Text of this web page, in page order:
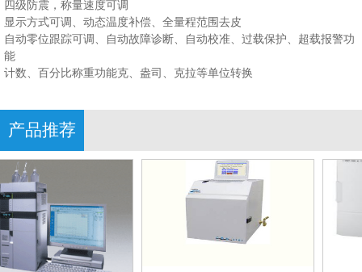
四级防震，称量速度可调
显示方式可调、动态温度补偿、全量程范围去皮
自动零位跟踪可调、自动故障诊断、自动校准、过载保护、超载报警功
能
计数、百分比称重功能克、盎司、克拉等单位转换
产品推荐